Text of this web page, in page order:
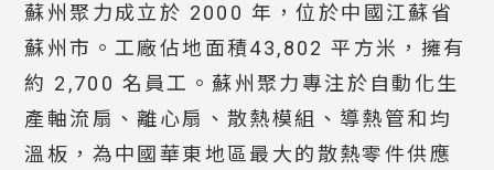
蘇州聚力成立於 2000 年，位於中國江蘇省
蘇州市。工廠佔地面積43,802 平方米，擁有
約 2,700 名員工。蘇州聚力專注於自動化生
產軸流扇、離心扇、散熱模組、導熱管和均
溫板，為中國華東地區最大的散熱零件供應